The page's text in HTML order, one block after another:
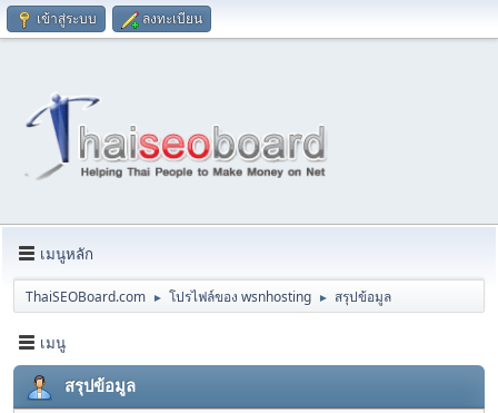
เข้าสู่ระบบ ลงทะเบียน
เมนูหลัก
ThaiSEOBoard.com ► โปรไฟล์ของ wsnhosting ► สรุปข้อมูล
เมนู
สรุปข้อมูล